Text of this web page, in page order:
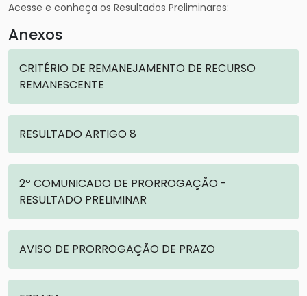
Acesse e conheça os Resultados Preliminares:
Anexos
CRITÉRIO DE REMANEJAMENTO DE RECURSO
REMANESCENTE
RESULTADO ARTIGO 8
2º COMUNICADO DE PRORROGAÇÃO -
RESULTADO PRELIMINAR
AVISO DE PRORROGAÇÃO DE PRAZO